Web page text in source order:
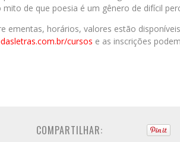
de que poesia é um gênero de difícil
ementas, horários, valores estão
cursos e as inscrições
COMPARTILHAR: